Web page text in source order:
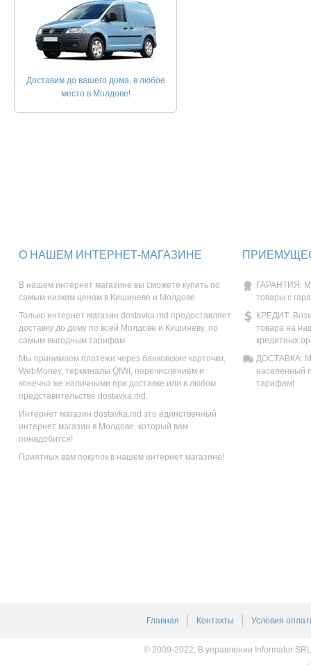
Доставим до вашего дома, в любое
место в Молдове!
О НАШЕМ ИНТЕРНЕТ-МАГАЗИНЕ
В нашем интернет магазине вы сможете купить по
самым низким ценам в Кишиневе и Молдове.
Только интернет магазин dostavka.md предоставляет
доставку до дому по всей Молдове и Кишиневу, по
самым выгодным тарифам.
Мы принимаем платежи через банковские карточки,
WebMoney, терминалы QIWI, перечислением и
конечно же наличными при доставке или в любом
представительстве dostavka.md.
Интернет магазин dostavka.md это единственный
интернет магазин в Молдове, который вам
понадобится!
Приятных вам покупок в нашем интернет магазине!
ГАРАНТИЯ:
товары с
КРЕДИТ:
товара на
кредитных
ДОСТАВКА:
населенный
тарифам!
Главная Контакты Условия
© 2009-2022, В управлении Informator SRL